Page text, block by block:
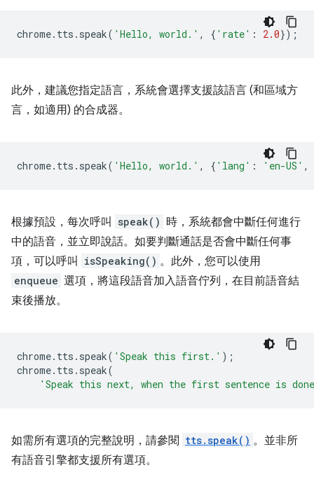
chrome. tts . speak( 'Hello, world.' , { 'rate' : 2.0});
此外，建議您指定語言，系統會選擇支援該語言 (和區域方
言，如適用) 的合成器。
chrome. tts . speak( 'Hello, world.' , { 'lang' : 'en-US' ,
根據預設，每次呼叫 speak() 時，系統都會中斷任何進行
中的語音，並立即說話。如要判斷通話是否會中斷任何事
項，可以呼叫
isSpeaking() 。此外，您可以使用
enqueue 選項，將這段語音加入語音佇列，在目前語音結
束後播放。
chrome. tts . speak( 'Speak this first.' );
chrome. tts . speak(
'Speak this next, when the first sentence is
如需所有選項的完整說明，請參閱 tts.speak() 。並非所
有語音引擎都支援所有選項。